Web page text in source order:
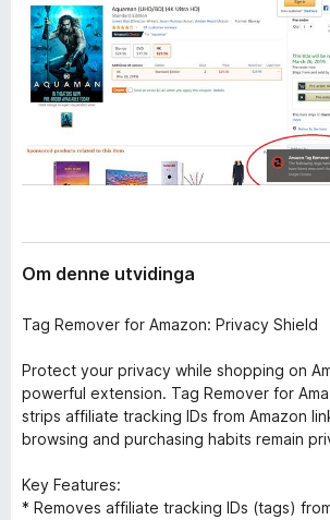
o
x
Om denne utvidinga
Tag Remover for Amazon: Privacy Shield
Protect your privacy while shopping on
powerful extension. Tag Remover for
strips affiliate tracking IDs from Amazon
browsing and purchasing habits remain
Key Features:
* Removes affiliate tracking IDs (tags)